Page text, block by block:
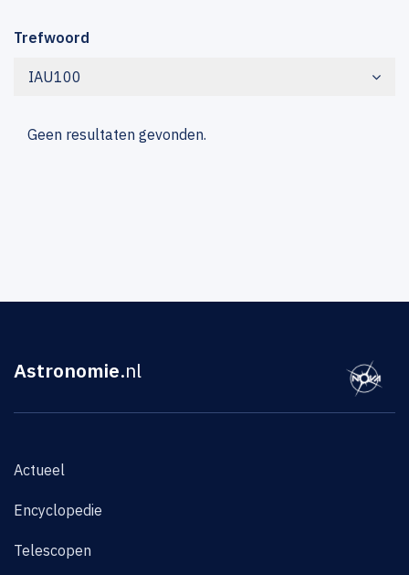
Trefwoord
IAU100
Geen resultaten gevonden.
Astronomie.nl
Actueel
Encyclopedie
Telescopen